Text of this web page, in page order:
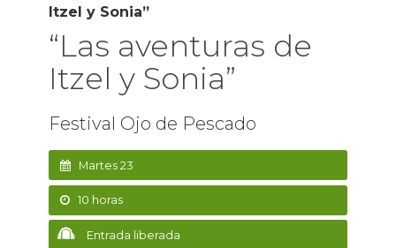
Itzel y Sonia”
“Las aventuras de
Itzel y Sonia”
Festival Ojo de Pescado
Martes 23
10 horas
Entrada liberada